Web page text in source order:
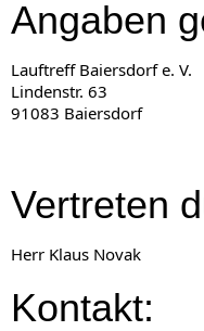
Angaben
Lauftreff Baiersdorf e. V.
Lindenstr. 63
91083 Baiersdorf
Vertreten
Herr Klaus Novak
Kontakt: